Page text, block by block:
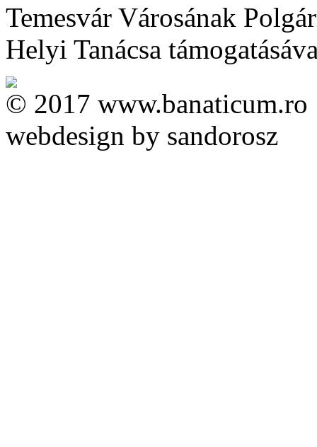
Temesvár Városának
Helyi Tanácsa
© 2017 www.banaticum.ro
webdesign by sandorosz